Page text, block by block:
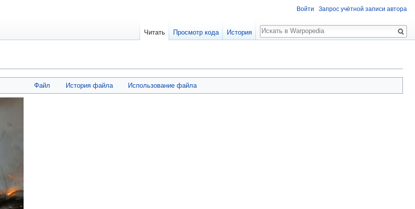
Файл История файла Использование файла
Войти Запрос учётной записи автора
Читать Просмотр кода История
Поиск